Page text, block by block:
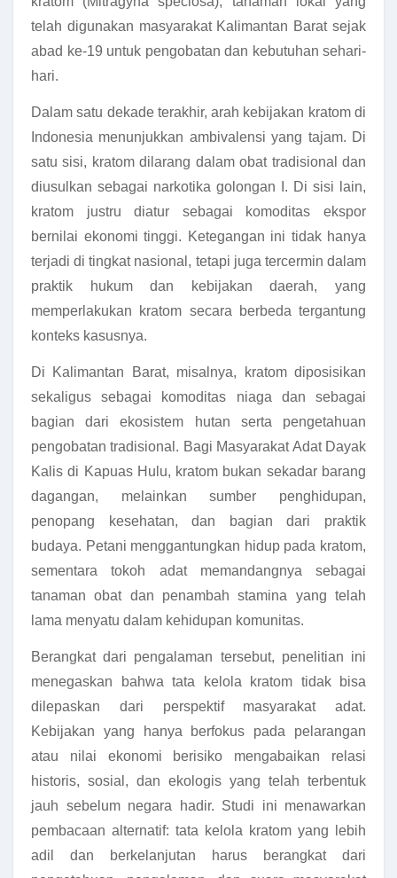
telah digunakan masyarakat Kalimantan Barat sejak
abad ke-19 untuk pengobatan dan kebutuhan sehari-
hari.
Dalam satu dekade terakhir, arah kebijakan kratom di
Indonesia menunjukkan ambivalensi yang tajam. Di
satu sisi, kratom dilarang dalam obat tradisional dan
diusulkan sebagai narkotika golongan I. Di sisi lain,
kratom justru diatur sebagai komoditas ekspor
bernilai ekonomi tinggi. Ketegangan ini tidak hanya
terjadi di tingkat nasional, tetapi juga tercermin dalam
praktik hukum dan kebijakan daerah, yang
memperlakukan kratom secara berbeda tergantung
konteks kasusnya.
Di Kalimantan Barat, misalnya, kratom diposisikan
sekaligus sebagai komoditas niaga dan sebagai
bagian dari ekosistem hutan serta pengetahuan
pengobatan tradisional. Bagi Masyarakat Adat Dayak
Kalis di Kapuas Hulu, kratom bukan sekadar barang
dagangan, melainkan sumber penghidupan,
penopang kesehatan, dan bagian dari praktik
budaya. Petani menggantungkan hidup pada kratom,
sementara tokoh adat memandangnya sebagai
tanaman obat dan penambah stamina yang telah
lama menyatu dalam kehidupan komunitas.
Berangkat dari pengalaman tersebut, penelitian ini
menegaskan bahwa tata kelola kratom tidak bisa
dilepaskan dari perspektif masyarakat adat.
Kebijakan yang hanya berfokus pada pelarangan
atau nilai ekonomi berisiko mengabaikan relasi
historis, sosial, dan ekologis yang telah terbentuk
jauh sebelum negara hadir. Studi ini menawarkan
pembacaan alternatif: tata kelola kratom yang lebih
adil dan berkelanjutan harus berangkat dari